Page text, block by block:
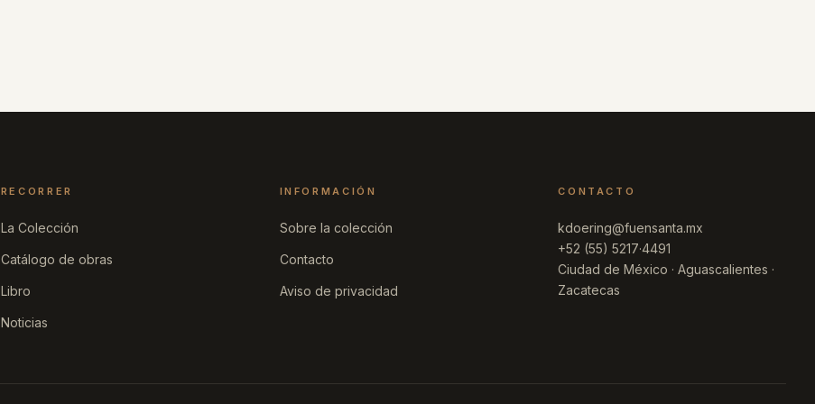
RECORRER
La Colección
Catálogo de obras
Libro
Noticias
INFORMACIÓN
Sobre la colección
Contacto
Aviso de privacidad
CONTACTO
kdoering@fuensanta.mx
+52 (55) 5217·4491
Ciudad de México · Aguascalientes ·
Zacatecas